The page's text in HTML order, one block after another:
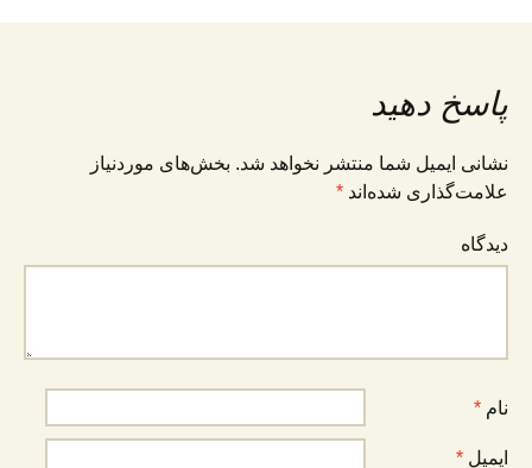
پاسخ دهید
نشانی ایمیل شما منتشر نخواهد شد. بخش‌های موردنیاز
علامت‌گذاری شده‌اند *
دیدگاه
نام *
ایمیل *